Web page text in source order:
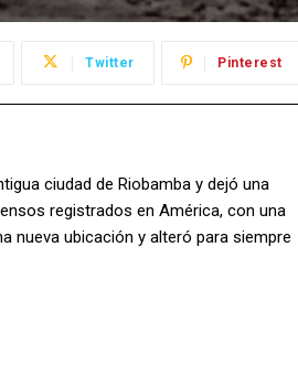
Twitter Pinterest
ciudad de Riobamba y dejó una
registrados en América, con una
nueva ubicación y alteró para siempre